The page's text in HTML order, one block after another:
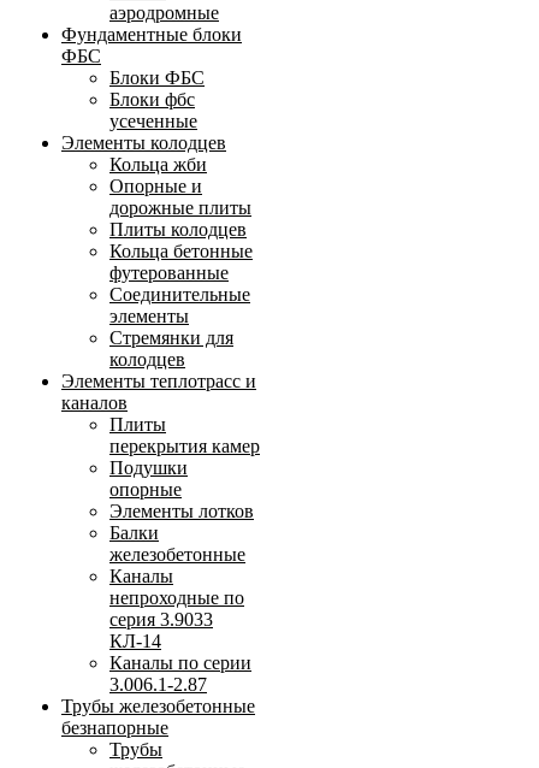
аэродромные
Фундаментные блоки
ФБС
Блоки ФБС
Блоки фбс
усеченные
Элементы колодцев
Кольца жби
Опорные и
дорожные плиты
Плиты колодцев
Кольца бетонные
футерованные
Соединительные
элементы
Стремянки для
колодцев
Элементы теплотрасс и
каналов
Плиты
перекрытия камер
Подушки
опорные
Элементы лотков
Балки
железобетонные
Каналы
непроходные по
серия 3.9033
КЛ-14
Каналы по серии
3.006.1-2.87
Трубы железобетонные
безнапорные
Трубы